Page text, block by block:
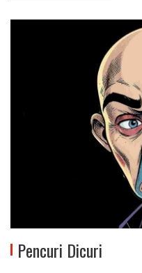
Pencuri Dicuri